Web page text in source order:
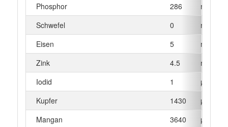
Phosphor
286
mg
Schwefel
0
mg
Eisen
5
mg
Zink
4.5
mg
Iodid
1
µg
Kupfer
1430
µg
Mangan
3640 µg